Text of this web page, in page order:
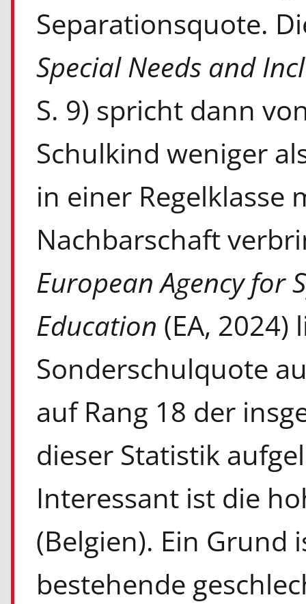
Separationsquote.
Special Needs and
S. 9) spricht dann
Schulkind weniger
in einer Regelklasse
Nachbarschaft
European Agency for
Education (EA, 2024)
Sonderschulquote
auf Rang 18 der
dieser Statistik
Interessant ist die
(Belgien). Ein Grund
bestehende